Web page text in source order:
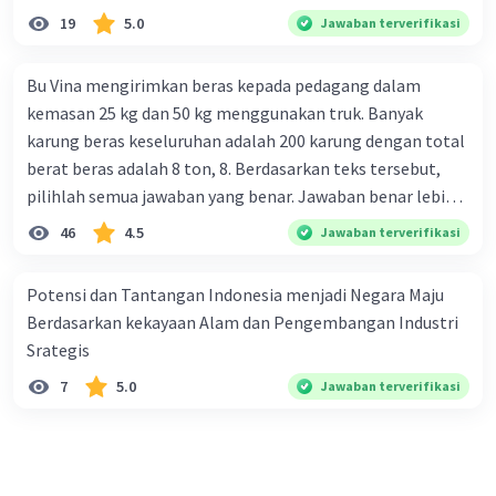
19 5.0 Jawaban terverifikasi
Bu Vina mengirimkan beras kepada pedagang dalam
kemasan 25 kg dan 50 kg menggunakan truk. Banyak
karung beras keseluruhan adalah 200 karung dengan total
berat beras adalah 8 ton, 8. Berdasarkan teks tersebut,
pilihlah semua jawaban yang benar. Jawaban benar lebih
dari satu. Banyak karung beras kemasan 25 kg adalah 50
buah. Banyak karung beras kemasan 50 kg adalah 150
ton. Perbandingan berat beras kemasan 25 kg dan 50 kg
dalam truk adalah 1: 3. 9. Berdasarkan teks tersebut, jika
biaya setiap beras karung kecil adalah Rp7.500 dan karung
besar Rp14.000, berapakah biaya angkut semua beras yang
46 4.5 Jawaban terverifikasi
Potensi dan Tantangan Indonesia menjadi Negara Maju
Berdasarkan kekayaan Alam dan Pengembangan Industri
Srategis
7 5.0 Jawaban terverifikasi